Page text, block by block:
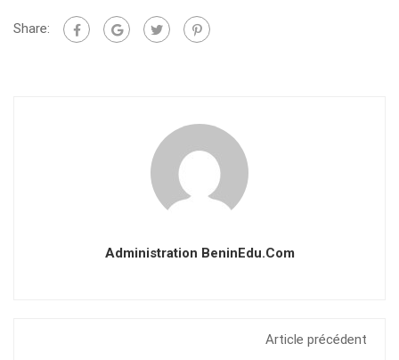
Share:
Administration BeninEdu.com
Article précédent